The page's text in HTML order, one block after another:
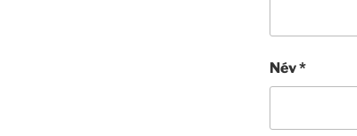
Név*